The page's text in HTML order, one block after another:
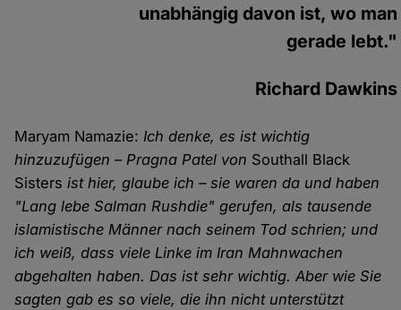
unabhängig davon ist, wo man
gerade lebt."
Richard Dawkins
Maryam Namazie:Ich denke, es ist wichtig
hinzuzufügen – Pragna Patel von Southall Black
Sisters ist hier, glaube ich – sie waren da und haben
"Lang lebe Salman Rushdie" gerufen, als tausende
islamistische Männer nach seinem Tod schrien; und
ich weiß, dass viele Linke im Iran Mahnwachen
abgehalten haben. Das ist sehr wichtig. Aber wie Sie
sagten gab es so viele, die ihn nicht unterstützt